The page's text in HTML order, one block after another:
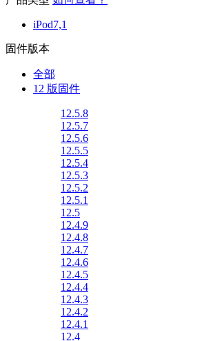
iPod7,1
固件版本
全部
12 版固件
12.5.8
12.5.7
12.5.6
12.5.5
12.5.4
12.5.3
12.5.2
12.5.1
12.5
12.4.9
12.4.8
12.4.7
12.4.6
12.4.5
12.4.4
12.4.3
12.4.2
12.4.1
12.4